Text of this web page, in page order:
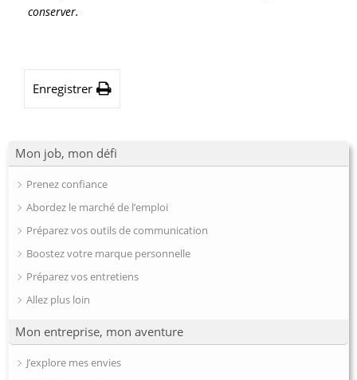
Mon job, mon défi
Prenez confiance
Abordez le marché de l’emploi
Préparez vos outils de communication
Boostez votre marque personnelle
Préparez vos entretiens
Allez plus loin
Mon entreprise, mon aventure
J’explore mes envies
conserver.
Enregistrer